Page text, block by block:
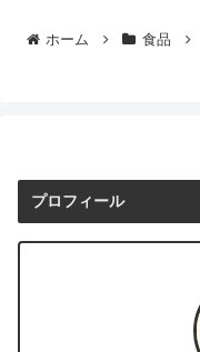
ホーム 食品
プロフィール